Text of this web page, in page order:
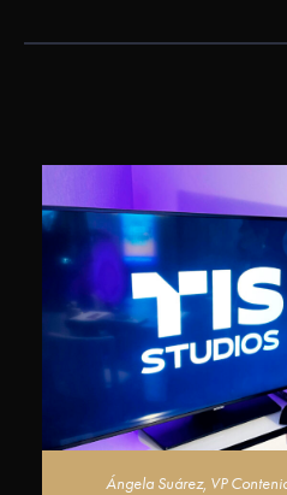
Gran
Honoríficos
Categorías
¡Participa
JuradoÁngela Suárez, VP